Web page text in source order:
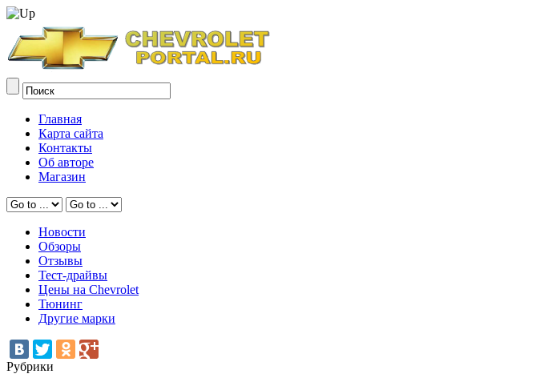
Главная
Карта сайта
Контакты
Об авторе
Магазин
Новости
Обзоры
Отзывы
Тест-драйвы
Цены на Chevrolet
Тюнинг
Другие марки
Рубрики